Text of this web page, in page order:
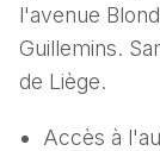
l'avenue
Guillemins.
de Liège.
Accès à